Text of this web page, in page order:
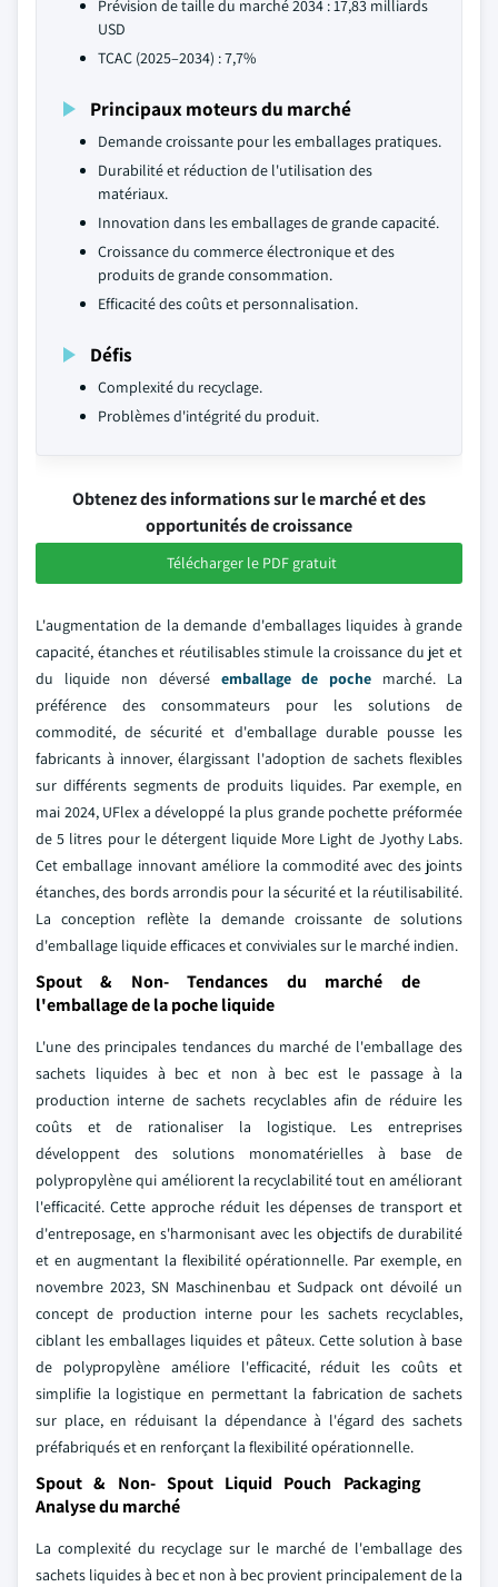
Prévision de taille du marché 2034 : 17,83 milliards
USD
TCAC (2025–2034) : 7,7%
Principaux moteurs du marché
Demande croissante pour les emballages pratiques.
Durabilité et réduction de l'utilisation des
matériaux.
Innovation dans les emballages de grande capacité.
Croissance du commerce électronique et des
produits de grande consommation.
Efficacité des coûts et personnalisation.
Défis
Complexité du recyclage.
Problèmes d'intégrité du produit.
Obtenez des informations sur le marché et des
opportunités de croissance
Télécharger le PDF gratuit
L'augmentation de la demande d'emballages liquides à grande
capacité, étanches et réutilisables stimule la croissance du jet et
du liquide non déversé emballage de poche marché. La
préférence des consommateurs pour les solutions de
commodité, de sécurité et d'emballage durable pousse les
fabricants à innover, élargissant l'adoption de sachets flexibles
sur différents segments de produits liquides. Par exemple, en
mai 2024, UFlex a développé la plus grande pochette préformée
de 5 litres pour le détergent liquide More Light de Jyothy Labs.
Cet emballage innovant améliore la commodité avec des joints
étanches, des bords arrondis pour la sécurité et la réutilisabilité.
La conception reflète la demande croissante de solutions
d'emballage liquide efficaces et conviviales sur le marché indien.
Spout & Non- Tendances du marché de
l'emballage de la poche liquide
L'une des principales tendances du marché de l'emballage des
sachets liquides à bec et non à bec est le passage à la
production interne de sachets recyclables afin de réduire les
coûts et de rationaliser la logistique. Les entreprises
développent des solutions monomatérielles à base de
polypropylène qui améliorent la recyclabilité tout en améliorant
l'efficacité. Cette approche réduit les dépenses de transport et
d'entreposage, en s'harmonisant avec les objectifs de durabilité
et en augmentant la flexibilité opérationnelle. Par exemple, en
novembre 2023, SN Maschinenbau et Sudpack ont dévoilé un
concept de production interne pour les sachets recyclables,
ciblant les emballages liquides et pâteux. Cette solution à base
de polypropylène améliore l'efficacité, réduit les coûts et
simplifie la logistique en permettant la fabrication de sachets
sur place, en réduisant la dépendance à l'égard des sachets
préfabriqués et en renforçant la flexibilité opérationnelle.
Spout & Non- Spout Liquid Pouch Packaging
Analyse du marché
La complexité du recyclage sur le marché de l'emballage des
sachets liquides à bec et non à bec provient principalement de la